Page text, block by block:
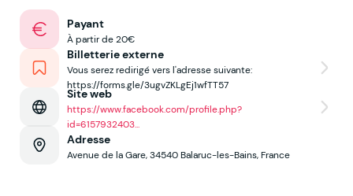
Payant
À partir de 20€
Billetterie externe
Vous serez redirigé vers l'adresse suivante:
https://forms.gle/3ugvZKLgEj1wfTT57
Site web
https://www.facebook.com/profile.php?
id=6157932403...
Adresse
Avenue de la Gare, 34540 Balaruc-les-Bains, France